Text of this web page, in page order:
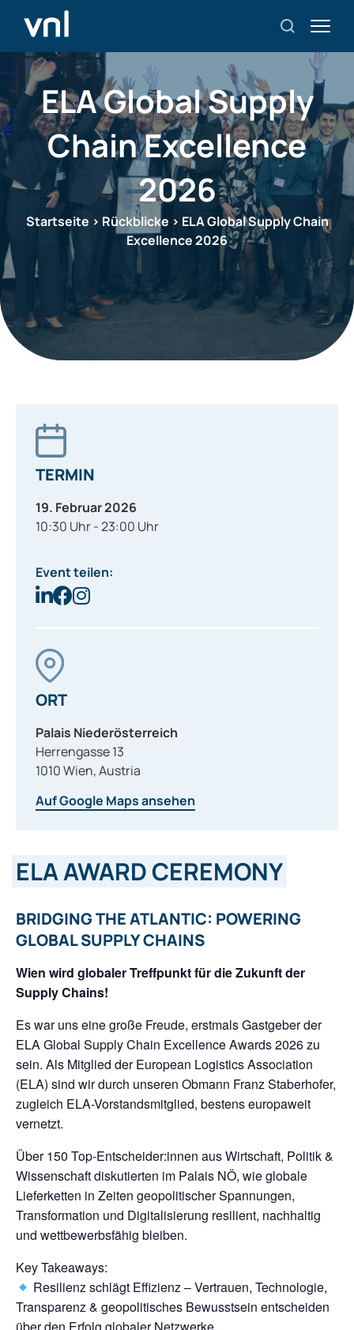
ELA Global Supply
Chain Excellence
2026
Startseite > Rückblicke > ELA Global Supply Chain
Excellence 2026
TERMIN
19. Februar 2026
10:30 Uhr - 23:00 Uhr
Event teilen:
ORT
Palais Niederösterreich
Herrengasse 13
1010Wien,Austria
Auf Google Maps ansehen
ELA AWARD CEREMONY
BRIDGING THE ATLANTIC: POWERING
GLOBAL SUPPLY CHAINS
Wien wird globaler Treffpunkt für die Zukunft der
Supply Chains!
Es war uns eine große Freude, erstmals Gastgeber der
ELA Global Supply Chain Excellence Awards 2026 zu
sein. Als Mitglied der European Logistics Association
(ELA) sind wir durch unseren Obmann Franz Staberhofer,
zugleich ELA-Vorstandsmitglied, bestens europaweit
vernetzt.
Über 150 Top-Entscheider:innen aus Wirtschaft, Politik &
Wissenschaft diskutierten im Palais NÖ, wie globale
Lieferketten in Zeiten geopolitischer Spannungen,
Transformation und Digitalisierung resilient, nachhaltig
und wettbewerbsfähig bleiben.
Key Takeaways:
Resilienz schlägt Effizienz – Vertrauen, Technologie,
Transparenz & geopolitisches Bewusstsein entscheiden